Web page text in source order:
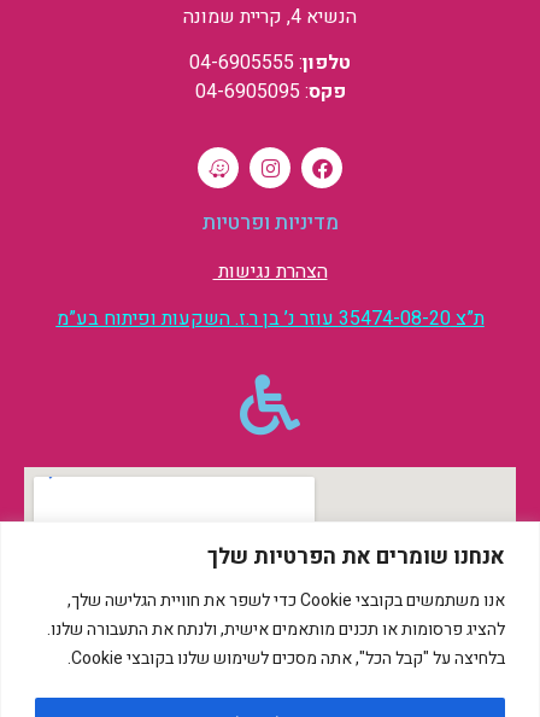
אנחנו שומרים את הפרטיות שלך
אנו משתמשים בקובצי Cookie כדי לשפר את חוויית הגלישה שלך,
להציג פרסומות או תכנים מותאמים אישית, ולנתח את התעבורה שלנו.
בלחיצה על "קבל הכל", אתה מסכים לשימוש שלנו בקובצי Cookie.
הנשיא 4, קריית שמונה
טלפון: 04-6905555
פקס: 04-6905095
מדיניות ופרטיות
הצהרת נגישות
ת”צ 35474-08-20 עוזר נ’ בן ר.ז. השקעות ופיתוח בע”מ